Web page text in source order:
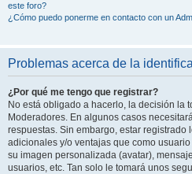
este foro?
¿Cómo puedo ponerme en contacto con un
Problemas acerca de la
¿Por qué me tengo que registrar?
No está obligado a hacerlo, la decisión la
Moderadores. En algunos casos
respuestas. Sin embargo, estar registrado
adicionales y/o ventajas que como
su imagen personalizada (avatar),
usuarios, etc. Tan solo le tomará unos